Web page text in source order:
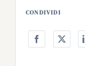
CONDIVIDI